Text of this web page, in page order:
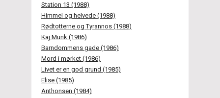
Station 13 (1988)
Himmel og helvede (1988)
Rødtotterne og Tyrannos (1988)
Kaj Munk (1986)
Barndommens gade (1986)
Mord i mørket (1986)
Livet er en god grund (1985)
Elise (1985)
Anthonsen (1984)